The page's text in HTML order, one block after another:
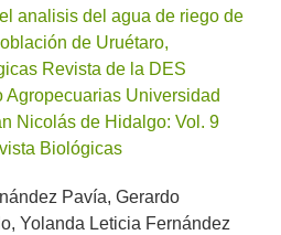
analisis del agua de riego de
de Uruétaro,
Revista de la DES
Universidad
Nicolás de Hidalgo: Vol. 9
Biológicas
Pavía, Gerardo
Yolanda Leticia Fernández